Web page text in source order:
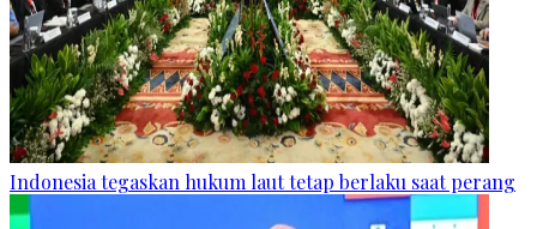
Indonesia tegaskan hukum laut tetap berlaku saat perang